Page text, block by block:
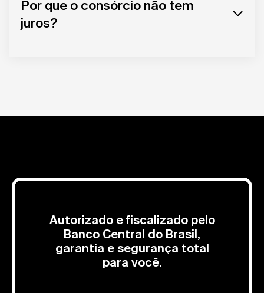
Por que o consórcio não tem
juros?
Autorizado e fiscalizado pelo
Banco Central do Brasil,
garantia e segurança total
para você.